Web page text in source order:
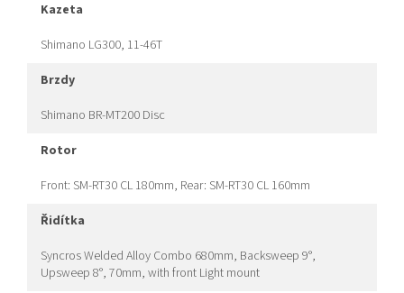
kazeta
Shimano LG300, 11-46T
brzdy
Shimano BR-MT200 Disc
rotor
Front: SM-RT30 CL 180mm, Rear: SM-RT30 CL 160mm
řidítka
Syncros Welded Alloy Combo 680mm, Backsweep 9°,
Upsweep 8°, 70mm, with front Light mount